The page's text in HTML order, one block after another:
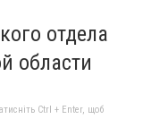
отдела
области
Ctrl + Enter, щоб